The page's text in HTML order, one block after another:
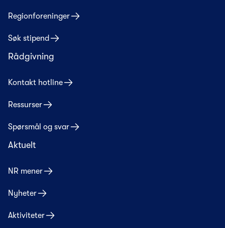
Regionforeninger
Søk stipend
Rådgivning
Kontakt hotline
Ressurser
Spørsmål og svar
Aktuelt
NR mener
Nyheter
Aktiviteter